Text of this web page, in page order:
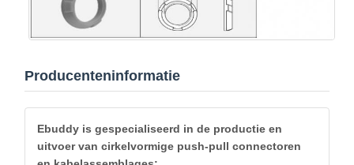
Producenteninformatie
Ebuddy is gespecialiseerd in de productie en
uitvoer van cirkelvormige push-pull connectoren